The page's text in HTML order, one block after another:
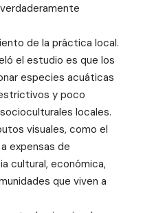
de la práctica local.
el estudio es que los
especies acuáticas
y poco
locales.
visuales, como el
expensas de
cultural, económica,
que viven a